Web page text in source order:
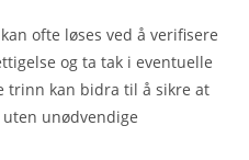
ofte løses ved å verifisere
og ta tak i eventuelle
trinn kan bidra til å sikre at
unødvendige